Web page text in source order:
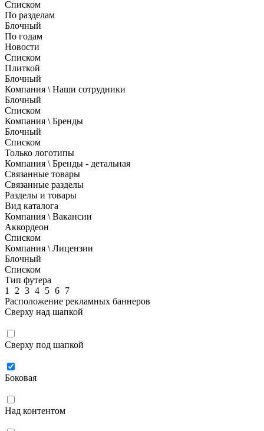
Списком
По разделам
Блочный
По годам
Новости
Списком
Плиткой
Блочный
Компания \ Наши сотрудники
Блочный
Списком
Компания \ Бренды
Блочный
Списком
Только логотипы
Компания \ Бренды - детальная
Связанные товары
Связанные разделы
Разделы и товары
Вид каталога
Компания \ Вакансии
Аккордеон
Списком
Компания \ Лицензии
Блочный
Списком
Тип футера
1
2 3 4 5 6 7
Расположение рекламных баннеров
Сверху над шапкой
Сверху под шапкой
Боковая
Над контентом